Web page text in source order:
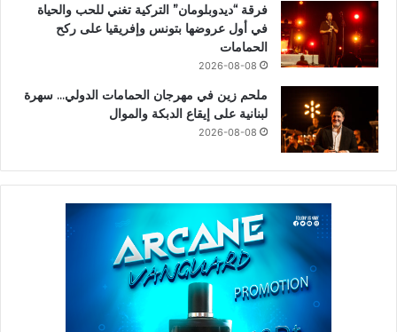
فرقة “ديدوبلومان” التركية تغني للحب والحياة
في أول عروضها بتونس وإفريقيا على ركح
الحمامات
2026-08-08
ملحم زين في مهرجان الحمامات الدولي… سهرة
لبنانية على إيقاع الدبكة والموال
2026-08-08